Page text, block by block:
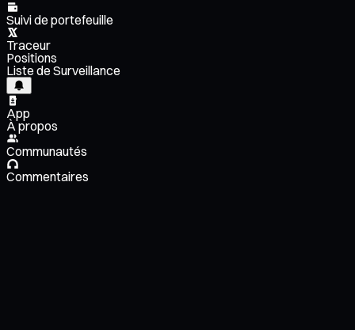
Suivi de portefeuille
Traceur
Positions
Liste de Surveillance
App
À propos
Communautés
Commentaires